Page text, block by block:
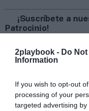
2playbook - Do
Information
If you wish to opt-out
processing of your
targeted advertising
¡Suscríbete a
Patrocinio!
newsletter mensual
tomamos el pulso al
cerrados en España,
últimos 30 días y una
principales marcas.